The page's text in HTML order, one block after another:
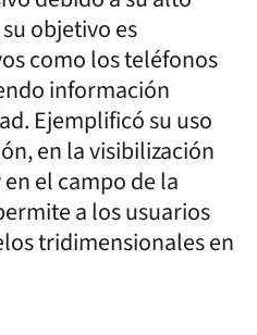
objetivo es
como los teléfonos
información
Ejemplificó su uso
en la visibilización
el campo de la
a los usuarios
tridimensionales en